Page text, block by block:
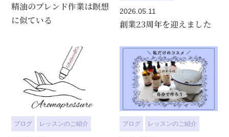
精油のブレンド作業は瞑想
に似ている
2026.05.11
創業23周年を迎えました
ブログ レッスンのご紹介 ブログ レッスンのご紹介